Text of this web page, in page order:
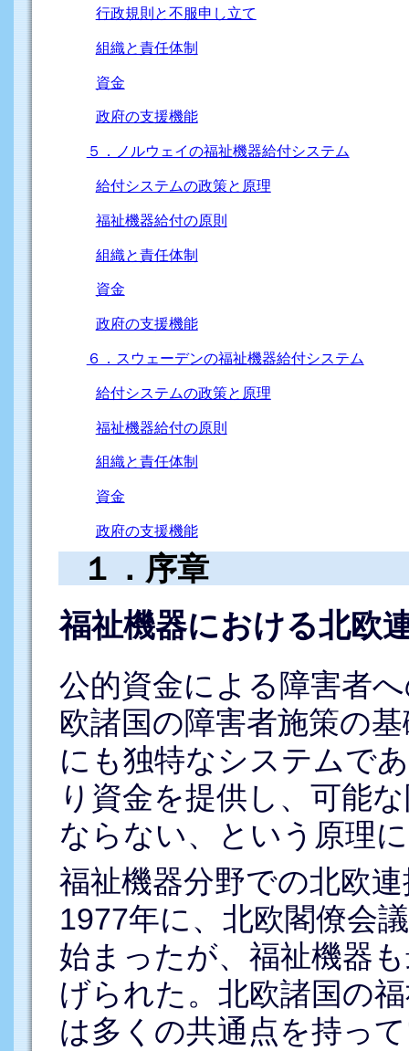
行政規則と不服申し立て
組織と責任体制
資金
政府の支援機能
５．ノルウェイの福祉機器給付システム
給付システムの政策と原理
福祉機器給付の原則
組織と責任体制
資金
政府の支援機能
６．スウェーデンの福祉機器給付システム
給付システムの政策と原理
福祉機器給付の原則
組織と責任体制
資金
政府の支援機能
１．序章
福祉機器における北欧
公的資金による障害者
欧諸国の障害者施策の
にも独特なシステムで
り資金を提供し、可能
ならない、という原理
福祉機器分野での北欧
1977年に、北欧閣僚会
始まったが、福祉機器
げられた。北欧諸国の
は多くの共通点を持っ